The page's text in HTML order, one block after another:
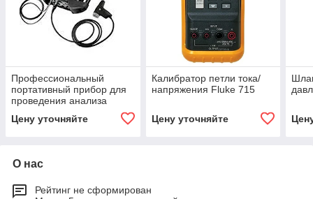
Профессиональный
портативный прибор для
проведения анализа
промышленности Testo
Цену уточняйте
Калибратор петли тока/
напряжения Fluke 715
Цену уточняйте
О нас
Рейтинг не сформирован